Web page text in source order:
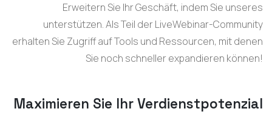
Erweitern Sie Ihr Geschäft, indem Sie unseres
unterstützen. Als Teil der LiveWebinar-Community
erhalten Sie Zugriff auf Tools und Ressourcen, mit denen
Sie noch schneller expandieren können!
Maximieren Sie Ihr Verdienstpotenzial